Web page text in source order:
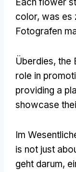
color, was es
Fotografen
Überdies, the
role in
providing a
showcase
Im
is not just
geht darum,